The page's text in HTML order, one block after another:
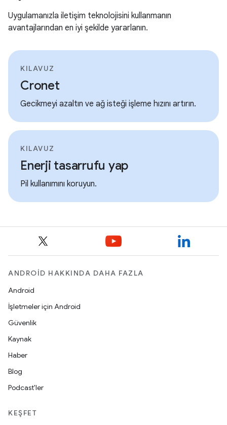
Uygulamanızla iletişim teknolojisini kullanmanın
avantajlarından en iyi şekilde yararlanın.
KILAVUZ
Cronet
Gecikmeyi azaltın ve ağ isteği işleme hızını artırın.
KILAVUZ
Enerji tasarrufu yap
Pil kullanımını koruyun.
ANDROID HAKKINDA DAHA FAZLA
Android
İşletmeler için Android
Güvenlik
Kaynak
Haber
Blog
Podcast'ler
KEŞFET